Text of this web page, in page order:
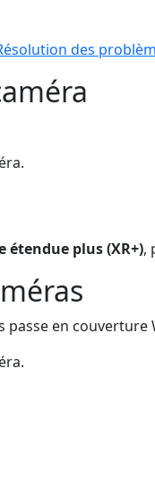
des
étendue plus (XR+),
passe en couverture